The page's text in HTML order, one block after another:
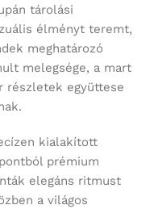
tárolási
élményt teremt,
meghatározó
melegsége, a mart
részletek együttese
kialakított
prémium
elegáns ritmust
a világos